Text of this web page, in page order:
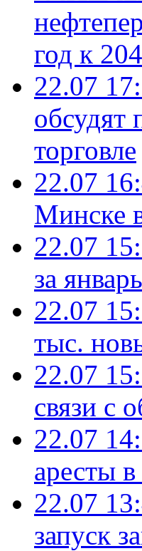
год к
22.07
обсудят
торговле
22.07
Минске
22.07
за
22.07
тыс.
22.07
связи с
22.07
аресты
22.07
запуск